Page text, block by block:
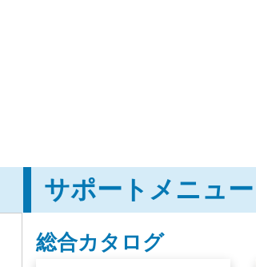
サポートメニュー
総合カタログ